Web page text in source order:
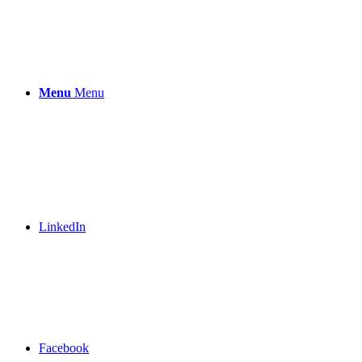
Menu Menu
LinkedIn
Facebook